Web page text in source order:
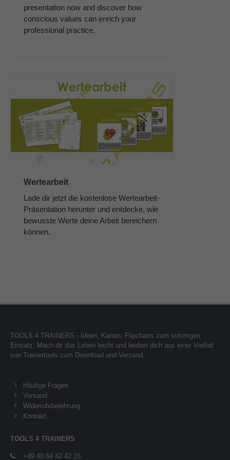
About us
montes, nascetur ridiculus mus. Donec quam felis,
ultricies nec.
presentation now and discover how
conscious values can enrich your
professional practice.
Wertearbeit
Lade dir jetzt die kostenlose Wertearbeit-
Präsentation herunter und entdecke, wie
bewusste Werte deine Arbeit bereichern
können.
TOOLS 4 TRAINERS - Ideen, Karten, Flipcharts zum sofortigen
Einsatz. Mach dir das Leben leicht und bedien dich aus einer Vielfalt
von Trainertools zum Download und Versand.
Häufige Fragen
Versand
Widerrufsbelehrung
Kontakt
TOOLS 4 TRAINERS
+49 40 64 42 42 15